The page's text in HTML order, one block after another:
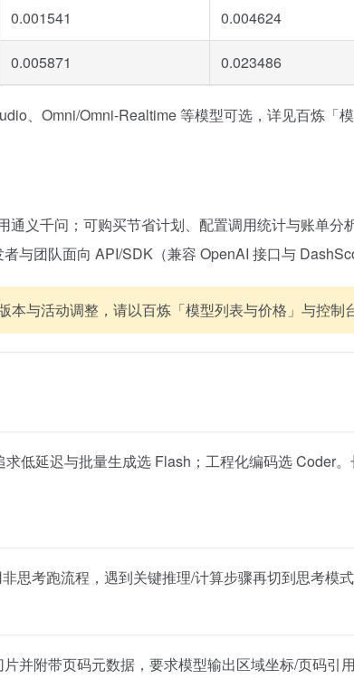
0.001541 0.004624
0.005871 0.023486
、Omni/Omni-Realtime 等模型可选，详见百炼「
义千问；可购买节省计划、配置调用统计与账单
与团队面向 API/SDK（兼容 OpenAI 接口与
与活动调整，请以百炼「模型列表与价格」与控制
低延迟与批量生成选 Flash；工程化编码选 Coder
思考跑流程，遇到关键推理/计算步骤再切到思考模
并附带页码元数据，要求模型输出区域坐标/页码引用